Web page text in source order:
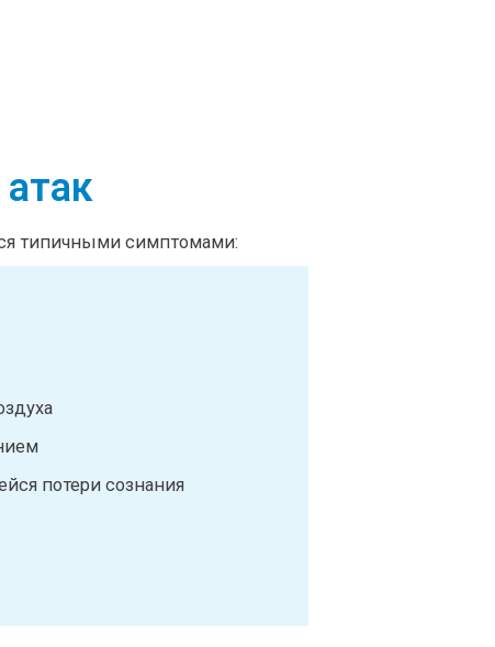
типичными симптомами:
потери сознания